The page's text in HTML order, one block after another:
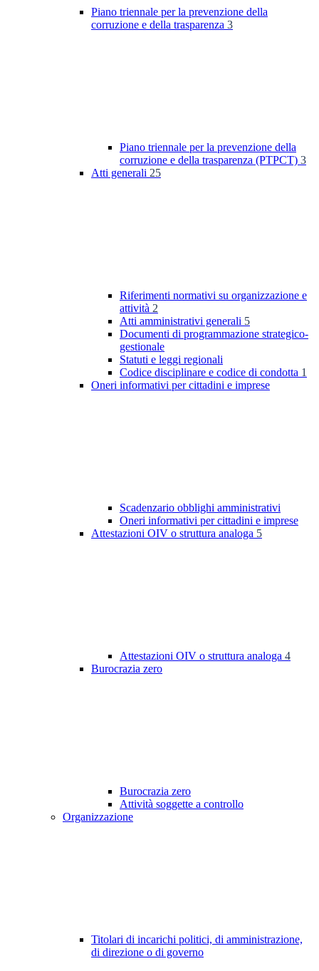
Piano triennale per la prevenzione della
corruzione e della trasparenza 3
Piano triennale per la prevenzione della
corruzione e della trasparenza (PTPCT) 3
Atti generali 25
Riferimenti normativi su organizzazione e
attività 2
Atti amministrativi generali 5
Documenti di programmazione strategico-
gestionale
Statuti e leggi regionali
Codice disciplinare e codice di condotta 1
Oneri informativi per cittadini e imprese
Scadenzario obblighi amministrativi
Oneri informativi per cittadini e imprese
Attestazioni OIV o struttura analoga 5
Attestazioni OIV o struttura analoga 4
Burocrazia zero
Burocrazia zero
Attività soggette a controllo
Organizzazione
Titolari di incarichi politici, di amministrazione,
di direzione o di governo